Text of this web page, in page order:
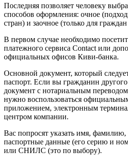
Последняя позволяет человеку
способов оформления: очное
стран) и заочное (только для
В первом случае необходимо
платежного сервиса Contact или
официальных офисов Киви-банка.
Основной документ, который
паспорт. Если вы гражданин другого
документ с нотариальным
нужно воспользоваться
приложением, электронным
центром компании.
Вас попросят указать имя, фамилию,
паспортные данные (его серию и
или СНИЛС (это по выбору).